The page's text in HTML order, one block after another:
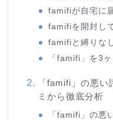
famifiが自宅に
famifiを開封し
famifiと縛りな
「famifi」を3
「famifi」の悪
ミから徹底分析
「famifi」の悪